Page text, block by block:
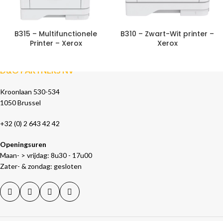
B315 – Multifunctionele
Printer – Xerox
B310 – Zwart-Wit printer –
Xerox
D&O PARTNERS NV
Kroonlaan 530-534
1050 Brussel
+32 (0) 2 643 42 42
Openingsuren
Maan- > vrijdag: 8u30 - 17u00
Zater- & zondag: gesloten